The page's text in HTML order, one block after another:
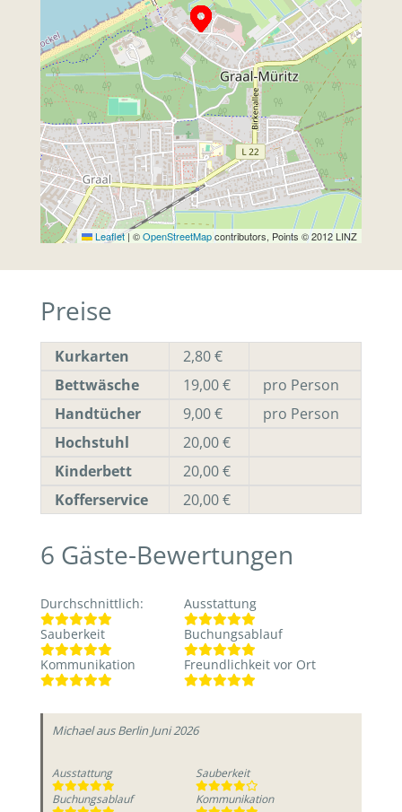
Leaflet|©OpenStreetMapcontributors, Points © 2012 LINZ
Preise
Kurkarten
2,80 €
Bettwäsche
19,00 €
pro Person
Handtücher
9,00 €
pro Person
Hochstuhl
20,00 €
Kinderbett
20,00 €
Kofferservice
20,00 €
6 Gäste-Bewertungen
Durchschnittlich:
Ausstattung
Sauberkeit
Buchungsablauf
Kommunikation
Freundlichkeit vor Ort
Michaelaus Berlin Juni 2026
Ausstattung
Sauberkeit
Buchungsablauf
Kommunikation